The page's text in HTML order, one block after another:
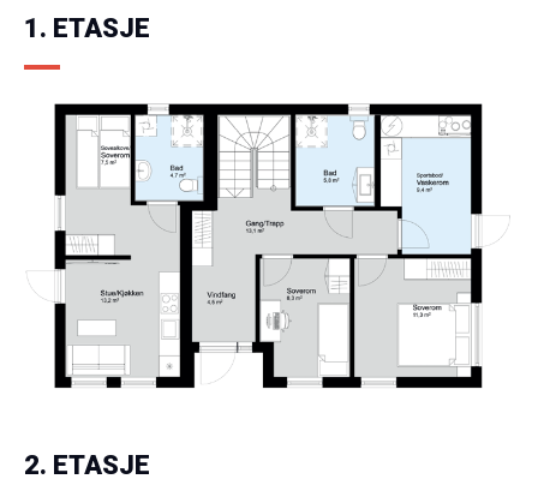
1. ETASJE
2. ETASJE